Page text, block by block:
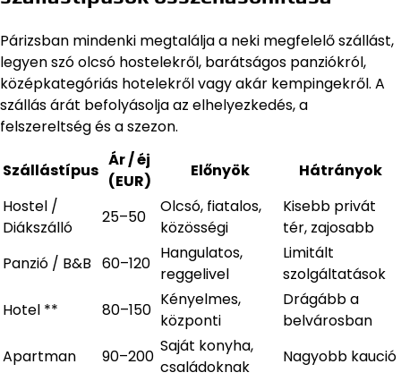
Párizsban mindenki megtalálja a neki megfelelő szállást,
legyen szó olcsó hostelekről, barátságos panziókról,
középkategóriás hotelekről vagy akár kempingekről. A
szállás árát befolyásolja az elhelyezkedés, a
felszereltség és a szezon.
Szállástípus
Ár / éj
(EUR)
Előnyök
Hátrányok
Hostel /
Diákszálló
25–50
Olcsó, fiatalos,
közösségi
Kisebb privát
tér, zajosabb
Panzió / B&B 60–120
Hangulatos,
reggelivel
Limitált
szolgáltatások
Hotel **
80–150
Kényelmes,
központi
Drágább a
belvárosban
Apartman
90–200
Saját konyha,
családoknak
Nagyobb kaució